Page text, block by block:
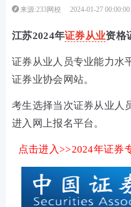
来源:233网校 2024-01-27 00:00:00
江苏2024年证券从业资格
证券从业人员专业能力水
证券业协会网站。
考生选择当次证券从业人
进入网上报名平台。
点击进入>>2024年证券